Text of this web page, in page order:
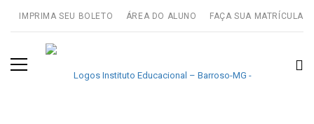
IMPRIMA SEU BOLETO ÁREA DO ALUNO FAÇA SUA MATRÍCULA